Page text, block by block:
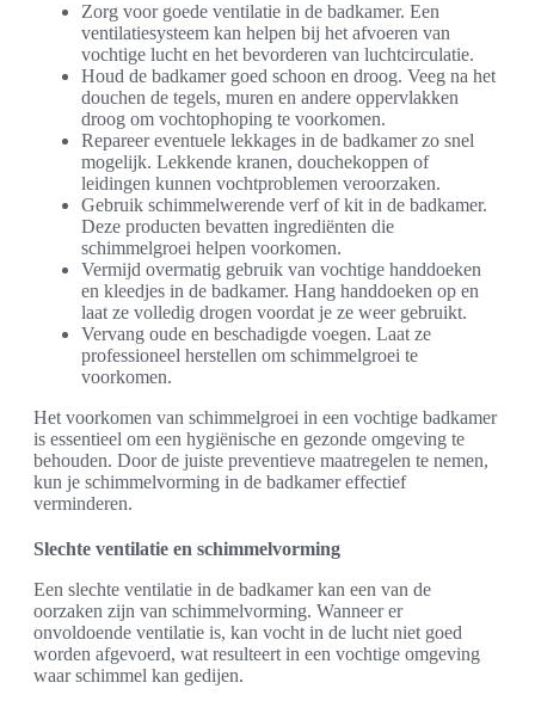
Zorg voor goede ventilatie in de badkamer. Een
ventilatiesysteem kan helpen bij het afvoeren van
vochtige lucht en het bevorderen van luchtcirculatie.
Houd de badkamer goed schoon en droog. Veeg na het
douchen de tegels, muren en andere oppervlakken
droog om vochtophoping te voorkomen.
Repareer eventuele lekkages in de badkamer zo snel
mogelijk. Lekkende kranen, douchekoppen of
leidingen kunnen vochtproblemen veroorzaken.
Gebruik schimmelwerende verf of kit in de badkamer.
Deze producten bevatten ingrediënten die
schimmelgroei helpen voorkomen.
Vermijd overmatig gebruik van vochtige handdoeken
en kleedjes in de badkamer. Hang handdoeken op en
laat ze volledig drogen voordat je ze weer gebruikt.
Vervang oude en beschadigde voegen. Laat ze
professioneel herstellen om schimmelgroei te
voorkomen.
Het voorkomen van schimmelgroei in een vochtige badkamer
is essentieel om een hygiënische en gezonde omgeving te
behouden. Door de juiste preventieve maatregelen te nemen,
kun je schimmelvorming in de badkamer effectief
verminderen.
Slechte ventilatie en schimmelvorming
Een slechte ventilatie in de badkamer kan een van de
oorzaken zijn van schimmelvorming. Wanneer er
onvoldoende ventilatie is, kan vocht in de lucht niet goed
worden afgevoerd, wat resulteert in een vochtige omgeving
waar schimmel kan gedijen.